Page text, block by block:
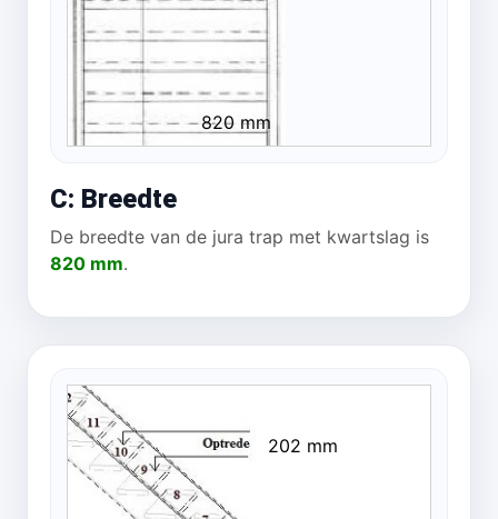
820 mm
C: Breedte
De breedte van de jura trap met kwartslag is
820 mm.
202 mm